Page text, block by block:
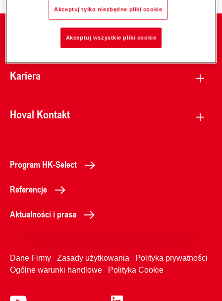
Kariera
Hoval Kontakt
Program HK-Select
Referencje
Aktualności i prasa
Dane Firmy Zasady użytkowania
Polityka prywatności
Ogólne warunki handlowe
Polityka Cookie
Akceptuj tylko niezbędne pliki cookie
Akceptuj wszystkie pliki cookie